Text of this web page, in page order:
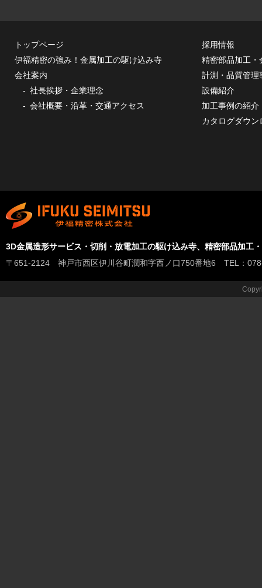
トップページ
伊福精密の強み！金属加工の駆け込み寺
会社案内
社長挨拶・企業理念
会社概要・沿革・交通アクセス
採用情報
精密部品加工・
計測・品質管理
設備紹介
加工事例の紹介
カタログダウン
3D金属造形サービス・切削・放電加工の駆け込み寺、精密部品加工
〒651-2124 神戸市西区伊川谷町潤和字西ノ口750番地6 TEL：